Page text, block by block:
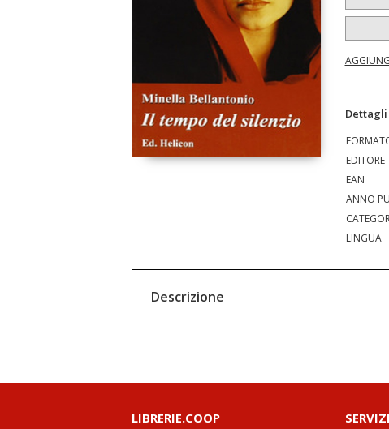
Dettagli
EDITORE
EAN
ANNO
LINGUA
Descrizione
LIBRERIE.COOP SERVIZI